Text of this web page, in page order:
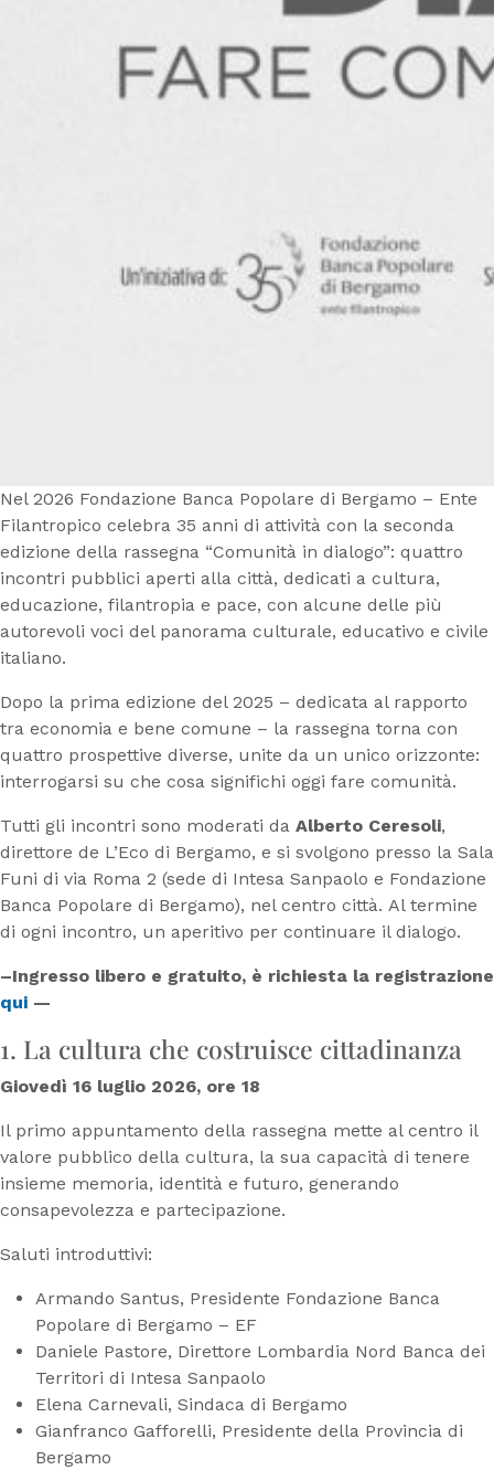
Nel 2026 Fondazione Banca Popolare di Bergamo – Ente
Filantropico celebra 35 anni di attività con la seconda
edizione della rassegna “Comunità in dialogo”: quattro
incontri pubblici aperti alla città, dedicati a cultura,
educazione, filantropia e pace, con alcune delle più
autorevoli voci del panorama culturale, educativo e civile
italiano.
Dopo la prima edizione del 2025 – dedicata al rapporto
tra economia e bene comune – la rassegna torna con
quattro prospettive diverse, unite da un unico orizzonte:
interrogarsi su che cosa significhi oggi fare comunità.
Tutti gli incontri sono moderati da Alberto Ceresoli,
direttore de L’Eco di Bergamo, e si svolgono presso la Sala
Funi di via Roma 2 (sede di Intesa Sanpaolo e Fondazione
Banca Popolare di Bergamo), nel centro città. Al termine
di ogni incontro, un aperitivo per continuare il dialogo.
–Ingresso libero e gratuito, è richiesta la registrazione
qui —
1. La cultura che costruisce cittadinanza
Giovedì 16 luglio 2026, ore 18
Il primo appuntamento della rassegna mette al centro il
valore pubblico della cultura, la sua capacità di tenere
insieme memoria, identità e futuro, generando
consapevolezza e partecipazione.
Saluti introduttivi:
Armando Santus, Presidente Fondazione Banca
Popolare di Bergamo – EF
Daniele Pastore, Direttore Lombardia Nord Banca dei
Territori di Intesa Sanpaolo
Elena Carnevali, Sindaca di Bergamo
Gianfranco Gafforelli, Presidente della Provincia di
Bergamo